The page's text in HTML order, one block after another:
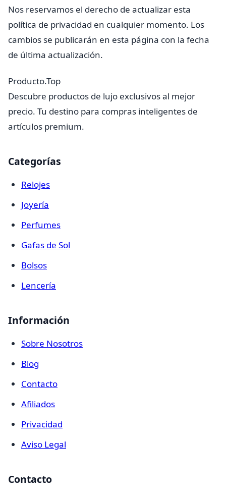
Nos reservamos el derecho de actualizar esta
política de privacidad en cualquier momento. Los
cambios se publicarán en esta página con la fecha
de última actualización.
Producto.Top
Descubre productos de lujo exclusivos al mejor
precio. Tu destino para compras inteligentes de
artículos premium.
Categorías
Relojes
Joyería
Perfumes
Gafas de Sol
Bolsos
Lencería
Información
Sobre Nosotros
Blog
Contacto
Afiliados
Privacidad
Aviso Legal
Contacto